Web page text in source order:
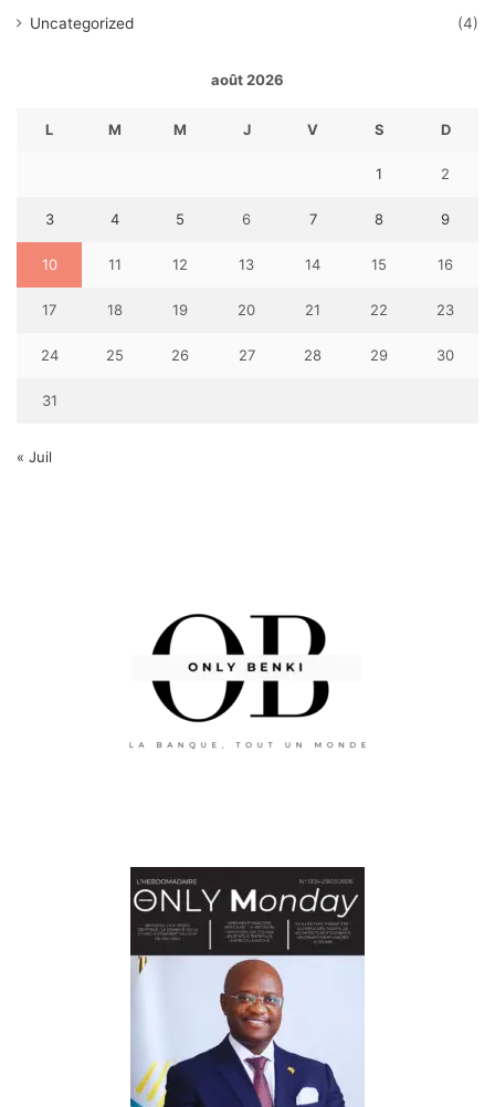
Uncategorized
(4)
août 2026
L M M J V S D
1 2
3 4 5 6 7 8 9
10 11 12 13 14 15 16
17 18 19 20 21 22 23
24 25 26 27 28 29 30
31
« Juil